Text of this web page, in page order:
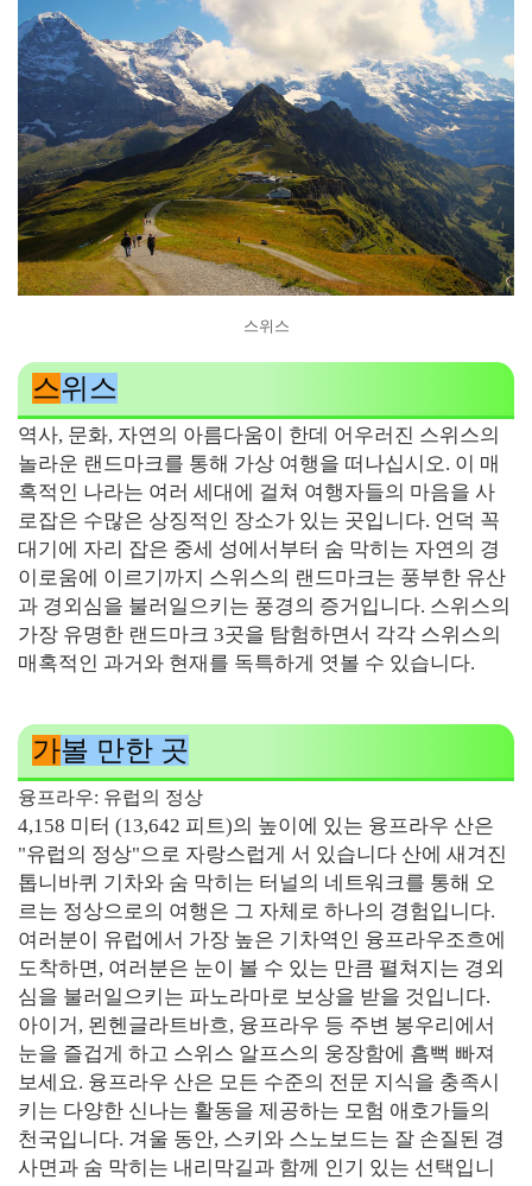
스위스
스위스
역사, 문화, 자연의 아름다움이 한데 어우러진 스위스의
놀라운 랜드마크를 통해 가상 여행을 떠나십시오. 이 매
혹적인 나라는 여러 세대에 걸쳐 여행자들의 마음을 사
로잡은 수많은 상징적인 장소가 있는 곳입니다. 언덕 꼭
대기에 자리 잡은 중세 성에서부터 숨 막히는 자연의 경
이로움에 이르기까지 스위스의 랜드마크는 풍부한 유산
과 경외심을 불러일으키는 풍경의 증거입니다. 스위스의
가장 유명한 랜드마크 3곳을 탐험하면서 각각 스위스의
매혹적인 과거와 현재를 독특하게 엿볼 수 있습니다.
가볼 만한 곳
융프라우: 유럽의 정상
4,158 미터 (13,642 피트)의 높이에 있는 융프라우 산은
"유럽의 정상"으로 자랑스럽게 서 있습니다 산에 새겨진
톱니바퀴 기차와 숨 막히는 터널의 네트워크를 통해 오
르는 정상으로의 여행은 그 자체로 하나의 경험입니다.
여러분이 유럽에서 가장 높은 기차역인 융프라우조흐에
도착하면, 여러분은 눈이 볼 수 있는 만큼 펼쳐지는 경외
심을 불러일으키는 파노라마로 보상을 받을 것입니다.
아이거, 묀헨글라트바흐, 융프라우 등 주변 봉우리에서
눈을 즐겁게 하고 스위스 알프스의 웅장함에 흠뻑 빠져
보세요. 융프라우 산은 모든 수준의 전문 지식을 충족시
키는 다양한 신나는 활동을 제공하는 모험 애호가들의
천국입니다. 겨울 동안, 스키와 스노보드는 잘 손질된 경
사면과 숨 막히는 내리막길과 함께 인기 있는 선택입니